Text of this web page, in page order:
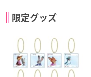
限定グッズ